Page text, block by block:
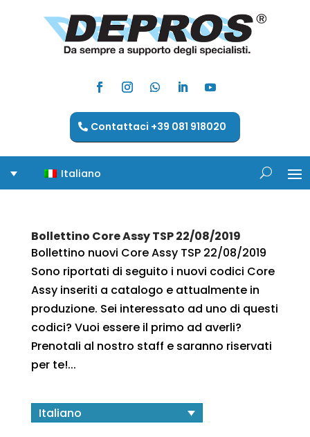
Contattaci +39 081 918020
Italiano
Bollettino Core Assy TSP 22/08/2019
Bollettino nuovi Core Assy TSP 22/08/2019
Sono riportati di seguito i nuovi codici Core
Assy inseriti a catalogo e attualmente in
produzione. Sei interessato ad uno di questi
codici? Vuoi essere il primo ad averli?
Prenotali al nostro staff e saranno riservati
per te!...
Italiano